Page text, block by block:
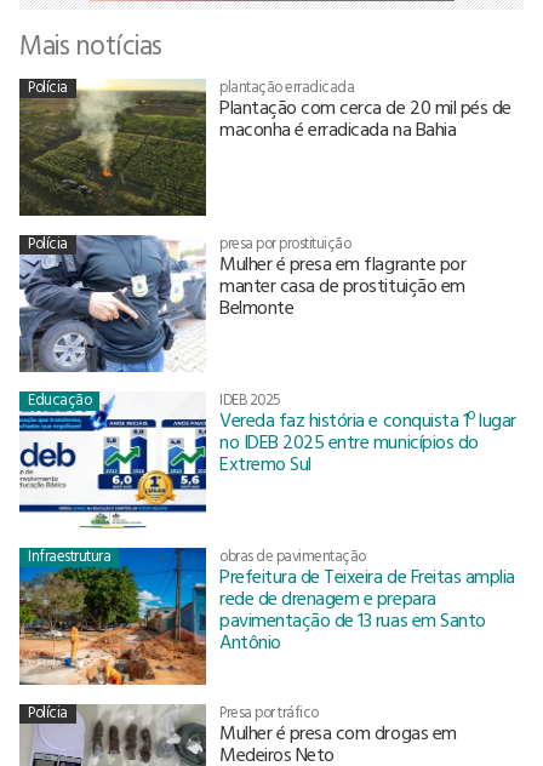
Mais notícias
Polícia plantação erradicada
Plantação com cerca de 20 mil pés de
maconha é erradicada na Bahia
Polícia presa por prostituição
Mulher é presa em flagrante por
manter casa de prostituição em
Belmonte
Educação IDEB 2025
Vereda faz história e conquista 1º lugar
no IDEB 2025 entre municípios do
Extremo Sul
Infraestrutura obras de pavimentação
Prefeitura de Teixeira de Freitas amplia
rede de drenagem e prepara
pavimentação de 13 ruas em Santo
Antônio
Polícia Presa por tráfico
Mulher é presa com drogas em
Medeiros Neto